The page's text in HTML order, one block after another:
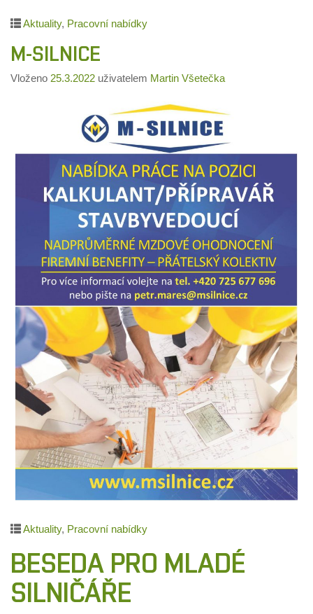
Aktuality, Pracovní nabídky
M-SILNICE
Vloženo 25.3.2022 uživatelem Martin Všetečka
Aktuality, Pracovní nabídky
BESEDA PRO MLADÉ
SILNIČÁŘE